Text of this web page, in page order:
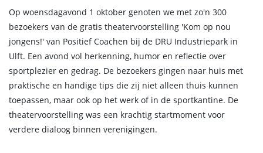
Op woensdagavond 1 oktober genoten we met zo'n 300
bezoekers van de gratis theatervoorstelling 'Kom op nou
jongens!' van Positief Coachen bij de DRU Industriepark in
Ulft. Een avond vol herkenning, humor en reflectie over
sportplezier en gedrag. De bezoekers gingen naar huis met
praktische en handige tips die zij niet alleen thuis kunnen
toepassen, maar ook op het werk of in de sportkantine. De
theatervoorstelling was een krachtig startmoment voor
verdere dialoog binnen verenigingen.